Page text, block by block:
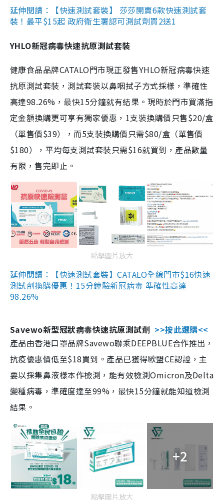
延伸閱讀：【快速測試套裝】 莎莎開賣6款快速測試套
裝！最平$15起 政府衛生署認可測試劑買2送1
YHLO新冠病毒快速抗原測試套裝
健康食品品牌CATALO門市現正發售YHLO新冠病毒快速
抗原測試套裝，測試套裝以鼻咽拭子方式採樣，準確性
高達98.26%，最快15分鐘就有結果。現時於門市買滿指
定金額換購更可享有獨家優惠，1支裝換購價只售$20/盒
（單售價$39），而5支裝換購價只需$80/盒（單售價
$180），平均每支測試套裝只需$16就買到，產品數量
有限，售完即止。
點擊圖片放大
延伸閱讀：【快速測試套裝】CATALO全線門市$16快速
測試劑換購優惠！15分鐘驗新冠病毒 準確性高達
98.26%
Savewo新型冠狀病毒快速抗原測試劑 >>按此選購<<
產品由香港口罩品牌Savewo聯乘DEEPBLUE合作推出，
抗疫優惠價低至$18買到。產品已獲得歐盟CE認證，主
要以採集鼻液樣本作檢測，能有效檢測Omicron及Delta
變種病毒，準確度達至99%，最快15分鐘就能知道檢測
結果。
+2
點擊圖片放大